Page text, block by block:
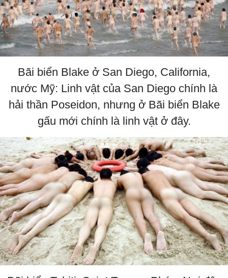
Bãi biển Blake ở San Diego, California,
nước Mỹ: Linh vật của San Diego chính là
hải thần Poseidon, nhưng ở Bãi biển Blake
gấu mới chính là linh vật ở đây.